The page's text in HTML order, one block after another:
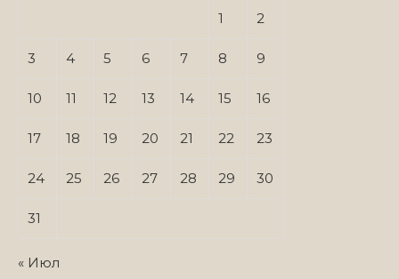
1 2
3 4 5 6 7 8 9
10 11 12 13 14 15 16
17 18 19 20 21 22 23
24 25 26 27 28 29 30
31
« Июл